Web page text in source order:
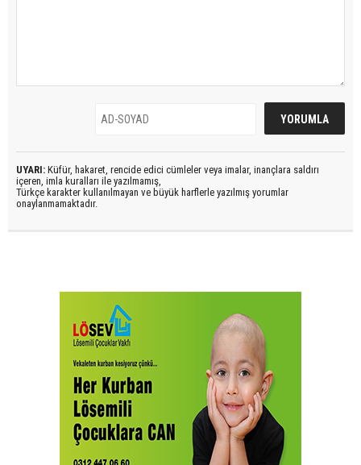
UYARI: Küfür, hakaret, rencide edici cümleler veya imalar, inançlara saldırı
içeren, imla kuralları ile yazılmamış,
Türkçe karakter kullanılmayan ve büyük harflerle yazılmış yorumlar
onaylanmamaktadır.